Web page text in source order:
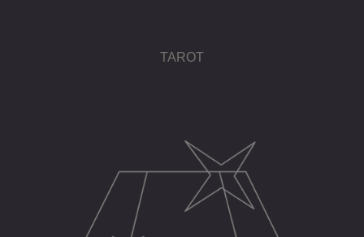
TAROT